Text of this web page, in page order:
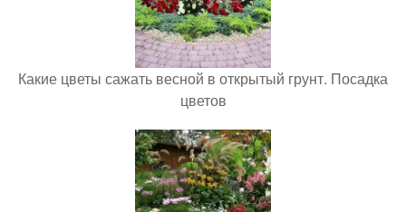
Какие цветы сажать весной в открытый грунт. Посадка
цветов